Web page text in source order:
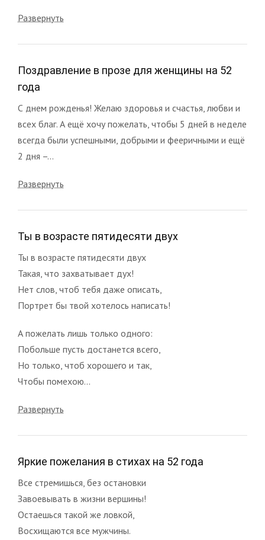
Развернуть
Поздравление в прозе для женщины на 52
года
С днем рожденья! Желаю здоровья и счастья, любви и
всех благ. А ещё хочу пожелать, чтобы 5 дней в неделе
всегда были успешными, добрыми и фееричными и ещё
2 дня –...
Развернуть
Ты в возрасте пятидесяти двух
Ты в возрасте пятидесяти двух
Такая, что захватывает дух!
Нет слов, чтоб тебя даже описать,
Портрет бы твой хотелось написать!
А пожелать лишь только одного:
Побольше пусть достанется всего,
Но только, чтоб хорошего и так,
Чтобы помехою...
Развернуть
Яркие пожелания в стихах на 52 года
Все стремишься, без остановки
Завоевывать в жизни вершины!
Остаешься такой же ловкой,
Восхищаются все мужчины.